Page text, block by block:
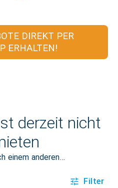
DIREKT PER
ERHALTEN!